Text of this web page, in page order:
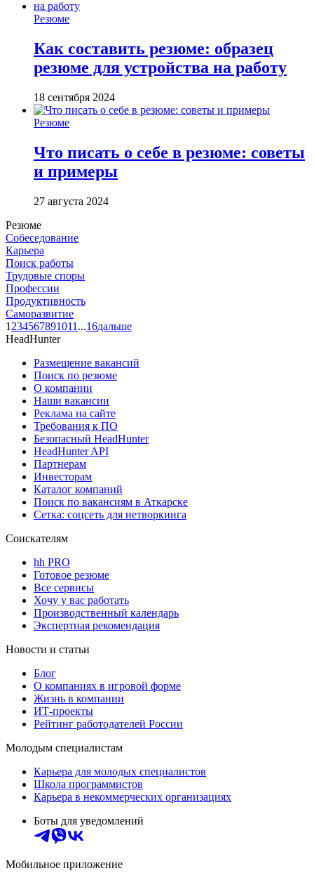
Резюме
Как составить резюме: образец
резюме для устройства на работу
18 сентября 2024
Резюме
Что писать о себе в резюме: советы
и примеры
27 августа 2024
Резюме
Собеседование
Карьера
Поиск работы
Трудовые споры
Профессии
Продуктивность
Саморазвитие
1 234567891011 ...16дальше
HeadHunter
Размещение вакансий
Поиск по резюме
О компании
Наши вакансии
Реклама на сайте
Требования к ПО
Безопасный HeadHunter
HeadHunter API
Партнерам
Инвесторам
Каталог компаний
Поиск по вакансиям в Аткарске
Сетка: соцсеть для нетворкинга
Соискателям
hh PRO
Готовое резюме
Все сервисы
Хочу у вас работать
Производственный календарь
Экспертная рекомендация
Новости и статьи
Блог
О компаниях в игровой форме
Жизнь в компании
ИТ-проекты
Рейтинг работодателей России
Молодым специалистам
Карьера для молодых специалистов
Школа программистов
Карьера в некоммерческих организациях
Боты для уведомлений
Мобильное приложение